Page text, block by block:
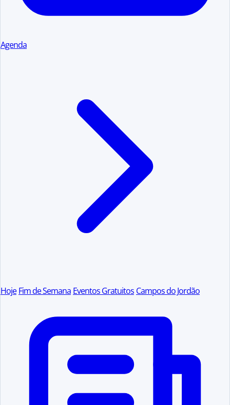
Agenda
Hoje Fim de Semana Eventos Gratuitos Campos do Jordão